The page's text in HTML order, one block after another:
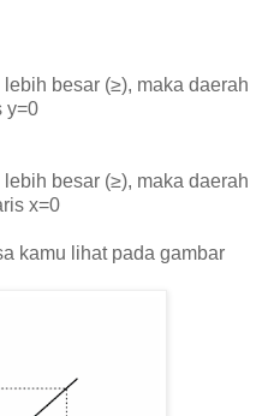
besar (≥), maka daerah
y=0
besar (≥), maka daerah
x=0
kamu lihat pada gambar